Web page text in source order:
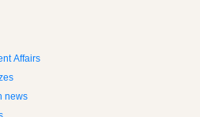
Affairs
news